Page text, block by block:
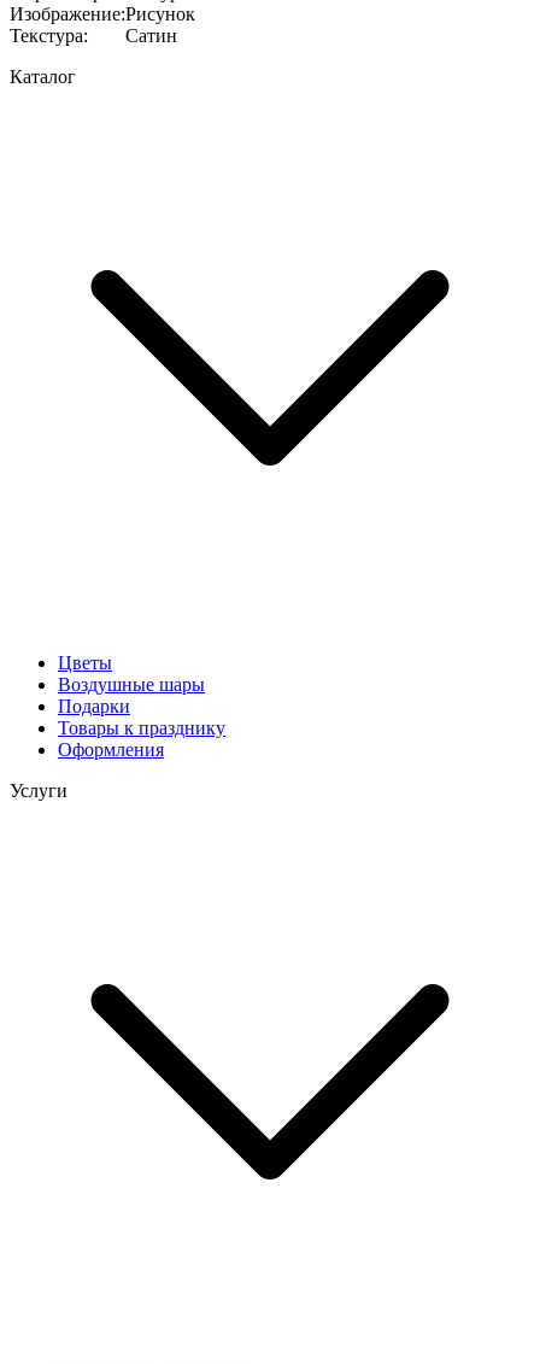
Изображение:Рисунок
Текстура:
Сатин
Каталог
Цветы
Воздушные шары
Подарки
Товары к празднику
Оформления
Услуги